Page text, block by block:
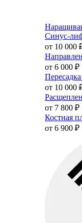
Синус-
от 10 000
от 6 000 ₽
от 10 000
от 7 800 ₽
Костная
от 6 900 ₽